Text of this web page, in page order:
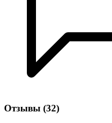
Отзывы (32)